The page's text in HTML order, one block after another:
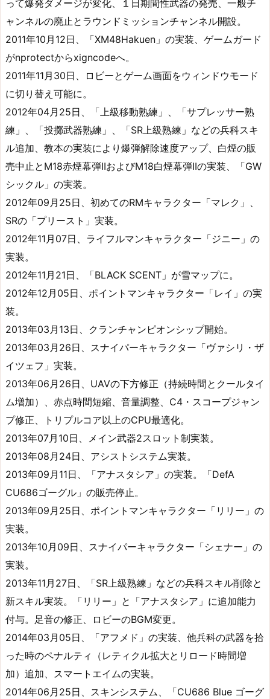
って爆発ダメージが変化、１日期間性武器の発売、一般チ
ャンネルの廃止とラウンドミッションチャンネル開設。
2011年10月12日、「XM48Hakuen」の実装、ゲームガード
がnprotectからxigncodeへ。
2011年11月30日、ロビーとゲーム画面をウィンドウモード
に切り替え可能に。
2012年04月25日、「上級移動熟練」、「サプレッサー熟
練」、「投擲武器熟練」、「SR上級熟練」などの兵科スキ
ル追加、教本の実装により爆弾解除速度アップ、白煙の販
売中止とM18赤煙幕弾IIおよびM18白煙幕弾IIの実装、「GW
シックル」の実装。
2012年09月25日、初めてのRMキャラクター「マレク」、
SRの「プリースト」実装。
2012年11月07日、ライフルマンキャラクター「ジニー」の
実装。
2012年11月21日、「BLACK SCENT」が雪マップに。
2012年12月05日、ポイントマンキャラクター「レイ」の実
装。
2013年03月13日、クランチャンピオンシップ開始。
2013年03月26日、スナイパーキャラクター「ヴァシリ・ザ
イツェフ」実装。
2013年06月26日、UAVの下方修正（持続時間とクールタイ
ム増加）、赤点時間短縮、音量調整、C4・スコープジャン
プ修正、トリプルコア以上のCPU最適化。
2013年07月10日、メイン武器2スロット制実装。
2013年08月24日、アシストシステム実装。
2013年09月11日、「アナスタシア」の実装。「DefA
CU686ゴーグル」の販売停止。
2013年09月25日、ポイントマンキャラクター「リリー」の
実装。
2013年10月09日、スナイパーキャラクター「シェナー」の
実装。
2013年11月27日、「SR上級熟練」などの兵科スキル削除と
新スキル実装。「リリー」と「アナスタシア」に追加能力
付与。足音の修正、ロビーのBGM変更。
2014年03月05日、「アフメド」の実装、他兵科の武器を拾
った時のペナルティ（レティクル拡大とリロード時間増
加）追加、スマートエイムの実装。
2014年06月25日、スキンシステム、「CU686 Blue ゴーグ